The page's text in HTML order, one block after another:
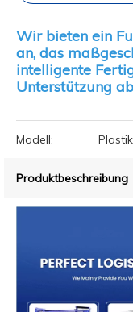
Wir bieten ein
an, das
intelligente
Unterstützung
Modell: Plastik
Produktbeschreibung